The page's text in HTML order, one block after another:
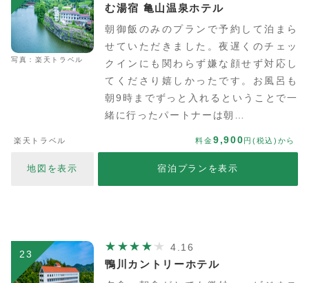
写真：楽天トラベル
む湯宿 亀山温泉ホテル
朝御飯のみのプランで予約して泊まら
せていただきました。夜遅くのチェッ
クインにも関わらず嫌な顔せず対応し
てくださり嬉しかったです。お風呂も
朝9時までずっと入れるということで一
緒に行ったパートナーは朝…
楽天トラベル 料金9,900円(税込)から
地図を表示 宿泊プランを表示
23
4.16
鴨川カントリーホテル